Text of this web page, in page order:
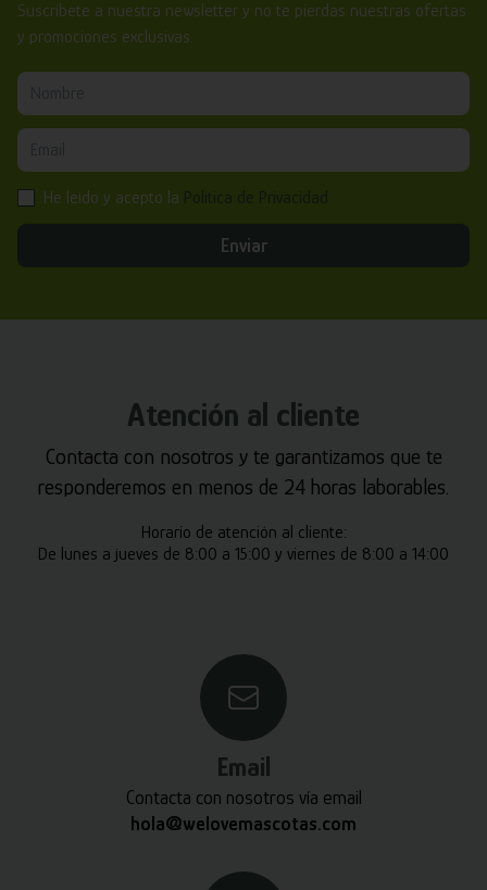
Suscríbete a nuestra newsletter y no te pierdas nuestras ofertas
y promociones exclusivas.
He leído y acepto la
Enviar
Atención al cliente
Contacta con nosotros y te garantizamos que te
responderemos en menos de 24 horas laborables.
Horario de atención al cliente:
De lunes a jueves de 8:00 a 15:00 y viernes de 8:00 a 14:00
Email
Contacta con nosotros vía email
hola@welovemascotas.com